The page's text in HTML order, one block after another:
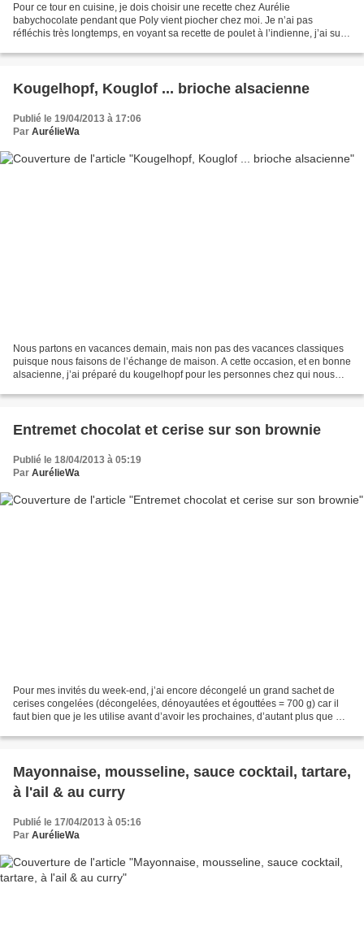
Pour ce tour en cuisine, je dois choisir une recette chez Aurélie
babychocolate pendant que Poly vient piocher chez moi. Je n’ai pas
réfléchis très longtemps, en voyant sa recette de poulet à l’indienne, j’ai su
Kougelhopf, Kouglof ... brioche alsacienne
Publié le 19/04/2013 à 17:06
Par AurélieWa
Nous partons en vacances demain, mais non pas des vacances classiques
puisque nous faisons de l’échange de maison. A cette occasion, et en bonne
alsacienne, j’ai préparé du kougelhopf pour les personnes chez qui nous
Entremet chocolat et cerise sur son brownie
Publié le 18/04/2013 à 05:19
Par AurélieWa
Pour mes invités du week-end, j’ai encore décongelé un grand sachet de
cerises congelées (décongelées, dénoyautées et égouttées = 700 g) car il
faut bien que je les utilise avant d’avoir les prochaines, d’autant plus que ma
Mayonnaise, mousseline, sauce cocktail, tartare,
à l'ail & au curry
Publié le 17/04/2013 à 05:16
Par AurélieWa